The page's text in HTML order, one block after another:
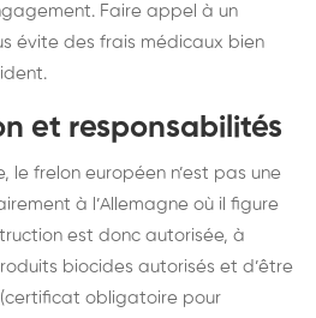
Faire appel à un
évite des frais médicaux bien
et responsabilités
le frelon européen n’est pas une
à l’Allemagne où il figure
est donc autorisée, à
biocides autorisés et d’être
(certificat obligatoire pour